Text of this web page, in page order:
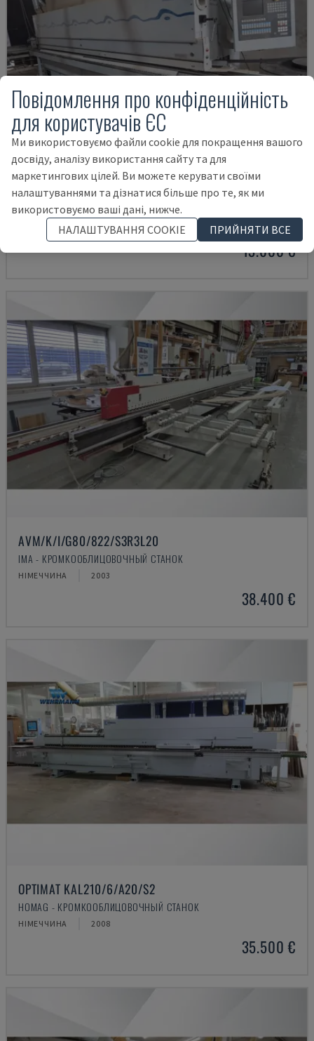
KDF 560
BRANDT - КРОМКООБЛИЦОВОЧНЫЙ СТАНОК
2004
13.000 €
AVM/K/I/G80/822/S3R3L20
IMA - КРОМКООБЛИЦОВОЧНЫЙ СТАНОК
НІМЕЧЧИНА 2003
38.400 €
OPTIMAT KAL210/6/A20/S2
HOMAG - КРОМКООБЛИЦОВОЧНЫЙ СТАНОК
НІМЕЧЧИНА 2008
35.500 €
Повідомлення про конфіденційність
для користувачів ЄС
Ми використовуємо файли cookie для покращення вашого
досвіду, аналізу використання сайту та для
маркетингових цілей. Ви можете керувати своїми
налаштуваннями та дізнатися більше про те, як ми
використовуємо ваші дані, нижче.
НАЛАШТУВАННЯ COOKIE
ПРИЙНЯТИ ВСЕ